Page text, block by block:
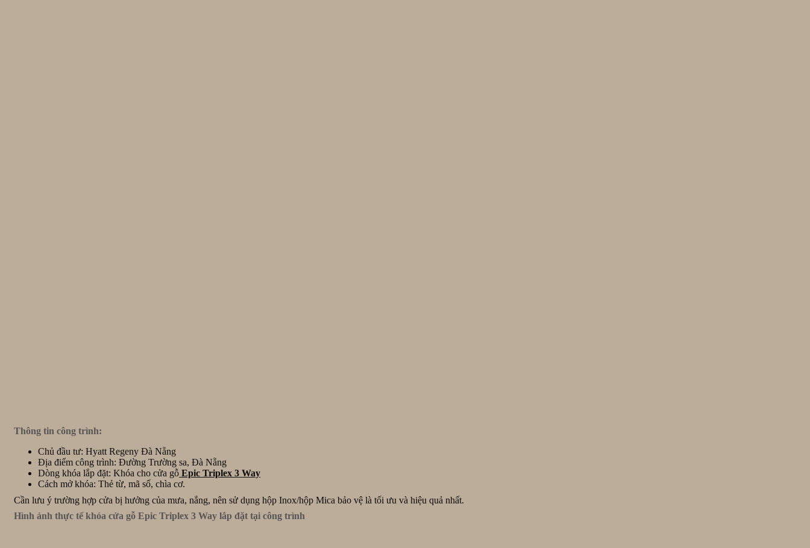
Thông tin công trình:
Chủ đầu tư: Hyatt Regeny Đà Nẵng
Địa điểm công trình: Đường Trường sa, Đà Nẵng
Dòng khóa lắp đặt: Khóa cho cửa gỗ Epic Triplex 3 Way
Cách mở khóa: Thẻ từ, mã số, chìa cơ.
Cần lưu ý trường hợp cửa bị hưởng của mưa, nắng, nên sử dụng hộp Inox/hộp Mica bảo vệ là tối ưu và hiệu quả nhất.
Hình ảnh thực tế khóa cửa gỗ Epic Triplex 3 Way lắp đặt tại công trình